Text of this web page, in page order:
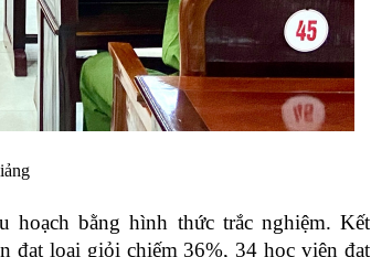
hoạch bằng hình thức trắc nghiệm. Kết
đạt loại giỏi chiếm 36%, 34 học viên đạt